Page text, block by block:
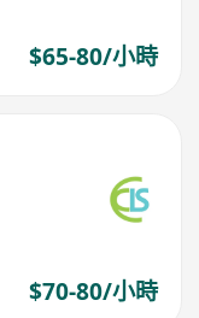
$65-80/小時
$70-80/小時